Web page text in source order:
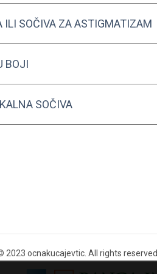
ILI SOČIVA ZA ASTIGMATIZAM
BOJI
SOČIVA
2023 ocnakucajevtic. All rights reserved